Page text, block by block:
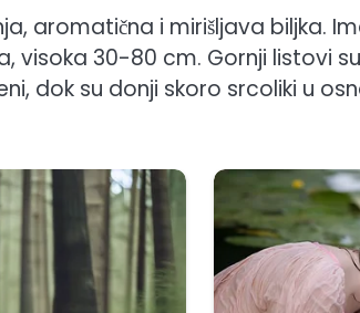
aromatična i mirišljava biljka.
visoka 30-80 cm. Gornji listovi
dok su donji skoro srcoliki u